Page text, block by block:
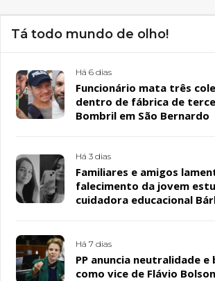
Tá todo mundo de olho!
Há 6 dias
Funcionário mata três
dentro de fábrica de
Bombril em São Bernardo
Há 3 dias
Familiares e amigos
falecimento da jovem
cuidadora educacional
Há 7 dias
PP anuncia neutralidade e
como vice de Flávio